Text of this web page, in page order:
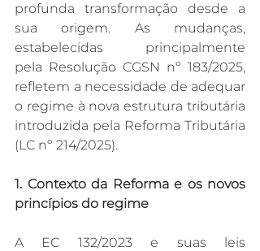
profunda transformação desde a
sua origem. As mudanças,
estabelecidas principalmente
pela Resolução CGSN nº 183/2025,
refletem a necessidade de adequar
o regime à nova estrutura tributária
introduzida pela Reforma Tributária
(LC nº 214/2025).
1. Contexto da Reforma e os novos
princípios do regime
A EC 132/2023 e suas leis